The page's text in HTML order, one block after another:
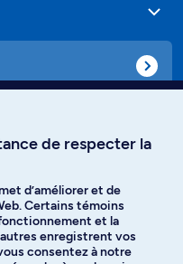
de respecter la
d’améliorer et de
Certains témoins
et la
enregistrent vos
consentez à notre